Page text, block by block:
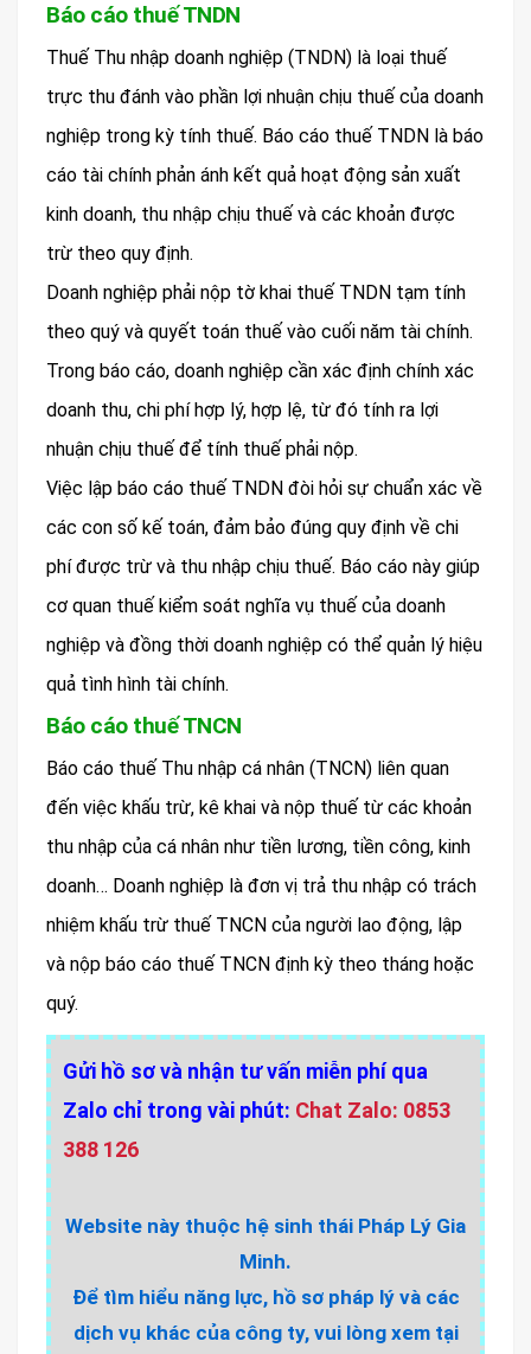
Báo cáo thuế TNDN
Thuế Thu nhập doanh nghiệp (TNDN) là loại thuế
trực thu đánh vào phần lợi nhuận chịu thuế của doanh
nghiệp trong kỳ tính thuế. Báo cáo thuế TNDN là báo
cáo tài chính phản ánh kết quả hoạt động sản xuất
kinh doanh, thu nhập chịu thuế và các khoản được
trừ theo quy định.
Doanh nghiệp phải nộp tờ khai thuế TNDN tạm tính
theo quý và quyết toán thuế vào cuối năm tài chính.
Trong báo cáo, doanh nghiệp cần xác định chính xác
doanh thu, chi phí hợp lý, hợp lệ, từ đó tính ra lợi
nhuận chịu thuế để tính thuế phải nộp.
Việc lập báo cáo thuế TNDN đòi hỏi sự chuẩn xác về
các con số kế toán, đảm bảo đúng quy định về chi
phí được trừ và thu nhập chịu thuế. Báo cáo này giúp
cơ quan thuế kiểm soát nghĩa vụ thuế của doanh
nghiệp và đồng thời doanh nghiệp có thể quản lý hiệu
quả tình hình tài chính.
Báo cáo thuế TNCN
Báo cáo thuế Thu nhập cá nhân (TNCN) liên quan
đến việc khấu trừ, kê khai và nộp thuế từ các khoản
thu nhập của cá nhân như tiền lương, tiền công, kinh
doanh… Doanh nghiệp là đơn vị trả thu nhập có trách
nhiệm khấu trừ thuế TNCN của người lao động, lập
và nộp báo cáo thuế TNCN định kỳ theo tháng hoặc
quý.
Gửi hồ sơ và nhận tư vấn miễn phí qua
Zalo chỉ trong vài phút: Chat Zalo: 0853
388 126
Website này thuộc hệ sinh thái Pháp Lý Gia
Minh.
Để tìm hiểu năng lực, hồ sơ pháp lý và các
dịch vụ khác của công ty, vui lòng xem tại